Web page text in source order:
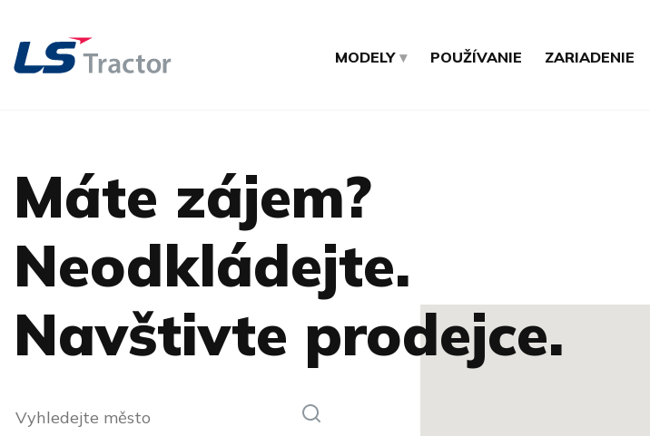
MODELY POUŽÍVANIE ZARIADENIE
Máte zájem?
Neodkládejte.
Navštivte prodejce.